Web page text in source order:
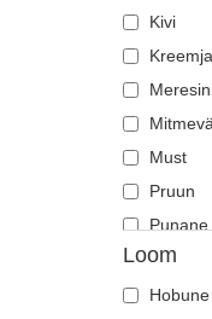
Kivi
Must
Pruun
Punane
Roheline
Roosa
Loom
Hobune